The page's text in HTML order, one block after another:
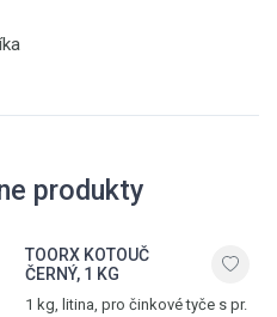
produkty
TOORX KOTOUČ
ČERNÝ, 1 KG
1 kg, litina, pro činkové tyče s pr.